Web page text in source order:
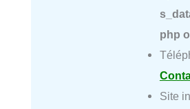
php
Site